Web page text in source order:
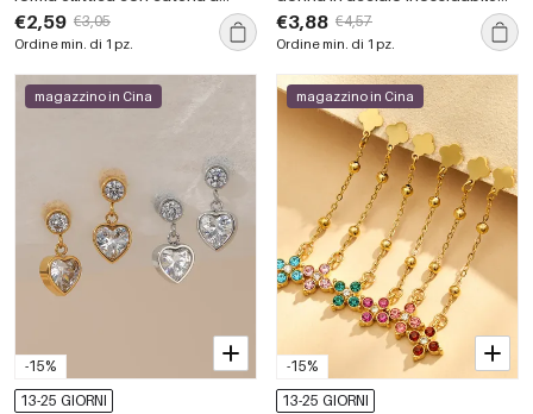
nappine, in acciaio inossidabile,
impermeabili, della serie
Romantic Series Vacation.
€2,59 €3,05
Ordine min. di 1 pz.
color oro, impermeabili, della
serie Luxurious.
€3,88 €4,57
Ordine min. di 1 pz.
-15%
magazzino in Cina
13-25 GIORNI
-15%
magazzino in Cina
13-25 GIORNI